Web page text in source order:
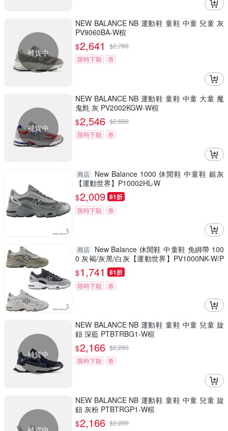
補貨中
NEW BALANCE NB 運動鞋 童鞋 中童 兒童 灰
PV9060BA-W楦
$2,641 $2,780
限時下殺
券
補貨中
NEW BALANCE NB 運動鞋 童鞋 中童 大童 魔
鬼氈 灰 PV2002KGW-W楦
$2,546 $2,680
限時下殺
券
商店
New Balance 1000 休閒鞋 中童鞋 銀灰
【運動世界】P10002HL-W
$2,009 81折
限時下殺 券
商店
New Balance 休閒鞋 中童鞋 免綁帶 100
0 灰褐/灰黑/白灰【運動世界】PV1000NK-W/P
V1000AK-W/PV1000DK-W
$1,741 81折
限時下殺 券
補貨中
NEW BALANCE NB 運動鞋 童鞋 中童 兒童 旋
鈕 深藍 PTBTRBG1-W楦
$2,166 $2,280
限時下殺
券
NEW BALANCE NB 運動鞋 童鞋 中童 兒童 旋
鈕 灰粉 PTBTRGP1-W楦
$2,166 $2,280